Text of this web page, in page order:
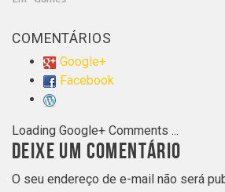
COMENTÁRIOS
Google+
Facebook
Loading Google+ Comments ...
DEIXE UM COMENTÁRIO
O seu endereço de e-mail não será